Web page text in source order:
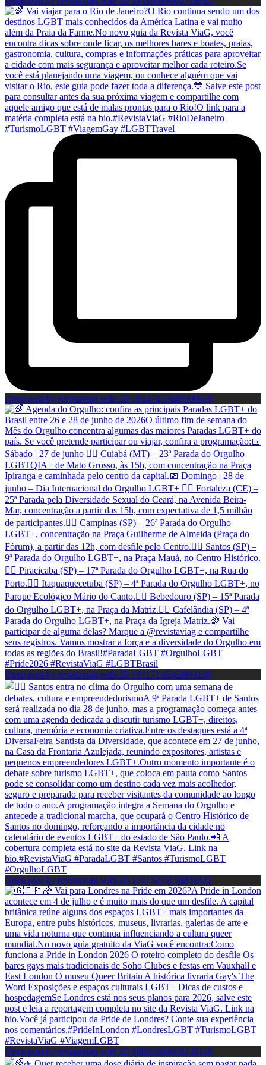
Open post by revistaviag with ID 18147453649506670
Open post by revistaviag with ID 18117146362891138
Open post by revistaviag with ID 18115235158859322
Open post by revistaviag with ID 18087508628139128